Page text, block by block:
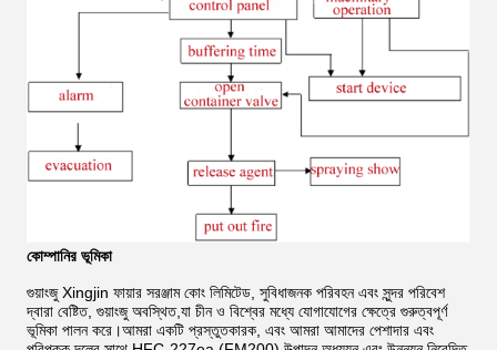
কোম্পানির ভূমিকা
গুয়াংজু Xingjin ফায়ার সরঞ্জাম কোং লিমিটেড, সুবিধাজনক পরিবহন এবং সুন্দর পরিবেশ
দ্বারা বেষ্টিত, গুয়াংজু অবস্থিত,যা চীন ও বিশ্বের মধ্যে যোগাযোগের ক্ষেত্রে গুরুত্বপূর্ণ
ভূমিকা পালন করে।আমরা একটি প্রস্তুতকারক, এবং আমরা আমাদের পেশাদার এবং